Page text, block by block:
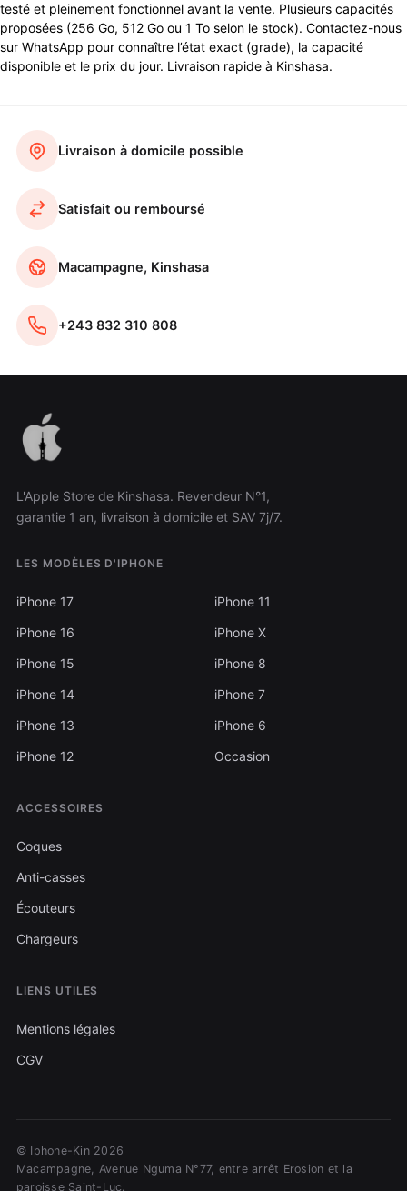
testé et pleinement fonctionnel avant la vente. Plusieurs capacités
proposées (256 Go, 512 Go ou 1 To selon le stock). Contactez-nous
sur WhatsApp pour connaître l’état exact (grade), la capacité
disponible et le prix du jour. Livraison rapide à Kinshasa.
Livraison à domicile possible
Satisfait ou remboursé
Macampagne, Kinshasa
+243 832 310 808
L'Apple Store de Kinshasa. Revendeur N°1,
garantie 1 an, livraison à domicile et SAV 7j/7.
LES MODÈLES D'IPHONE
iPhone 17
iPhone 16
iPhone 15
iPhone 14
iPhone 13
iPhone 12
iPhone 11
iPhone X
iPhone 8
iPhone 7
iPhone 6
Occasion
ACCESSOIRES
Coques
Anti-casses
Écouteurs
Chargeurs
LIENS UTILES
Mentions légales
CGV
© Iphone-Kin 2026
Macampagne, Avenue Nguma N°77, entre arrêt Erosion et la
paroisse Saint-Luc.